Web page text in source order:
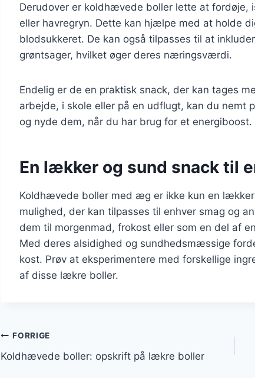
Derudover er koldhævede boller lette at fordøje,
eller havregryn. Dette kan hjælpe med at holde
blodsukkeret. De kan også tilpasses til at
grøntsager, hvilket øger deres næringsværdi.
Endelig er de en praktisk snack, der kan tages
arbejde, i skole eller på en udflugt, kan du
og nyde dem, når du har brug for et energiboost.
En lækker og sund snack til
Koldhævede boller med æg er ikke kun en
mulighed, der kan tilpasses til enhver smag og
dem til morgenmad, frokost eller som en del af
Med deres alsidighed og sundhedsmæssige
kost. Prøv at eksperimentere med forskellige
af disse lækre boller.
Indlægsnavigation
FORRIGE
Koldhævede boller: opskrift på lækre boller